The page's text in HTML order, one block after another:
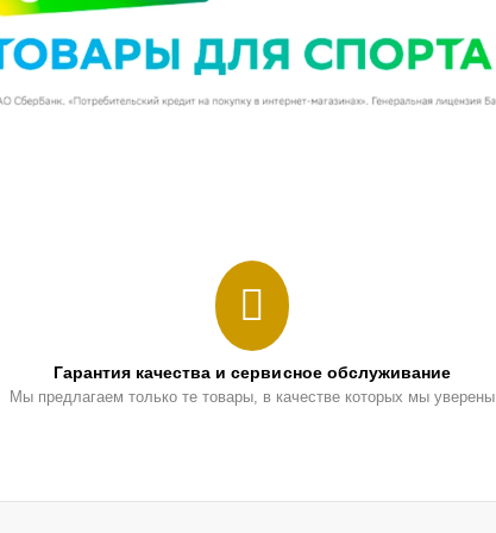
Гарантия качества и сервисное обслуживание
Мы предлагаем только те товары, в качестве которых мы уверены